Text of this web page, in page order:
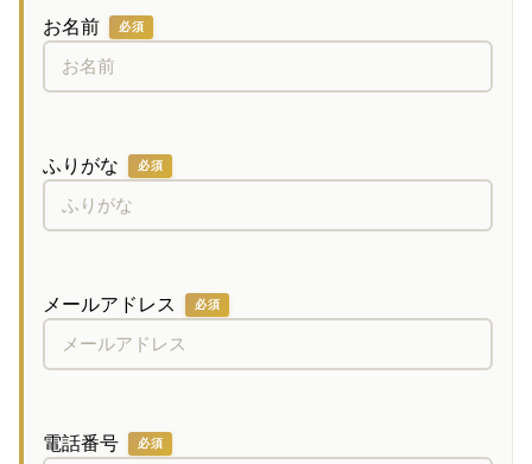
お名前 必須
ふりがな 必須
メールアドレス 必須
電話番号 必須